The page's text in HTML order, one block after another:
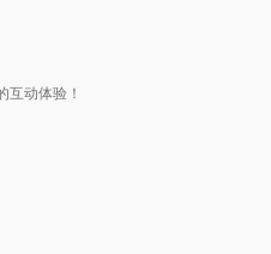
动体验！